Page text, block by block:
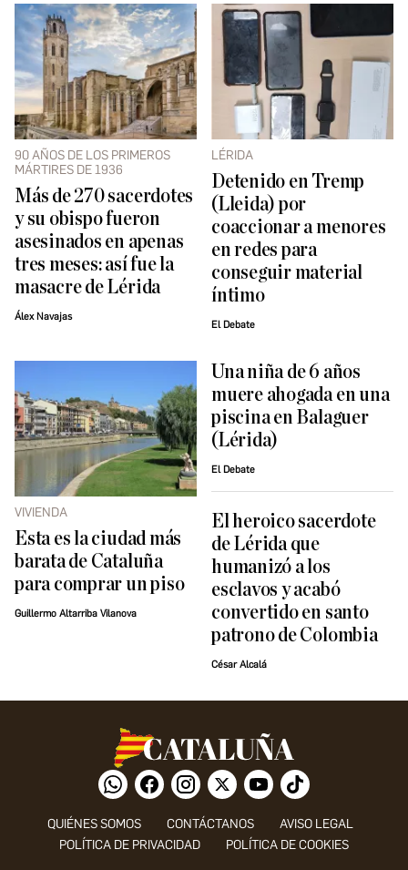
90 AÑOS DE LOS PRIMEROS
MÁRTIRES DE 1936
Más de 270 sacerdotes
y su obispo fueron
asesinados en apenas
tres meses: así fue la
masacre de Lérida
Álex Navajas
LÉRIDA
Detenido en Tremp
(Lleida) por
coaccionar a menores
en redes para
conseguir material
íntimo
El Debate
VIVIENDA
Esta es la ciudad más
barata de Cataluña
para comprar un piso
Guillermo Altarriba Vilanova
Una niña de 6 años
muere ahogada en una
piscina en Balaguer
(Lérida)
El Debate
El heroico sacerdote
de Lérida que
humanizó a los
esclavos y acabó
convertido en santo
patrono de Colombia
César Alcalá
QUIÉNES SOMOS CONTÁCTANOS
AVISO LEGAL
POLÍTICA DE PRIVACIDAD
POLÍTICA DE COOKIES